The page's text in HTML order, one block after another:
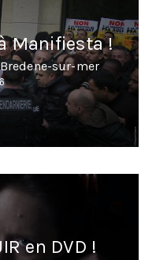
Manifiesta !
sur-mer
en DVD !